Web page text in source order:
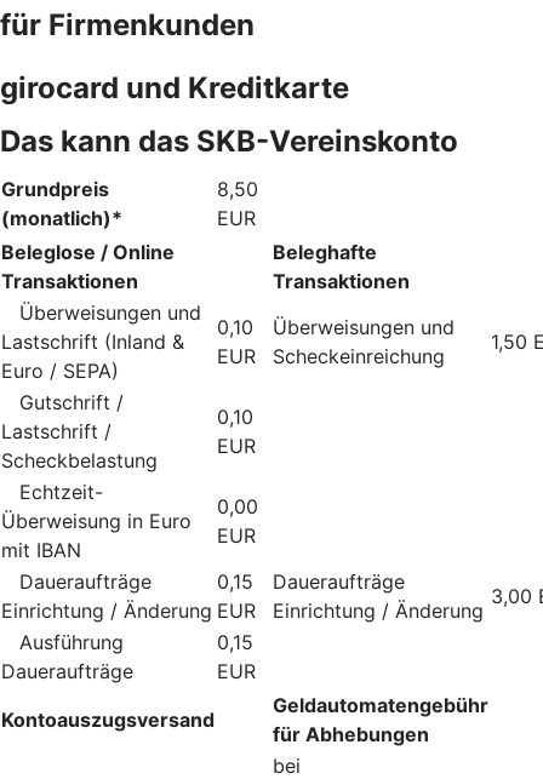
für Firmenkunden
girocard und Kreditkarte
Das kann das SKB-Vereinskonto
Grundpreis
(monatlich)*
8,50
EUR
Beleglose / Online
Transaktionen
Beleghafte
Transaktionen
Überweisungen und
Lastschrift (Inland &
Euro / SEPA)
0,10
EUR
Überweisungen und
Scheckeinreichung
1,50
Gutschrift /
Lastschrift /
Scheckbelastung
0,10
EUR
Echtzeit-
Überweisung in Euro
mit IBAN
0,00
EUR
Daueraufträge
Einrichtung / Änderung
0,15
EUR
Daueraufträge
Einrichtung / Änderung
3,00
Ausführung
Daueraufträge
0,15
EUR
Kontoauszugsversand
Geldautomatengebühr
für Abhebungen
bei